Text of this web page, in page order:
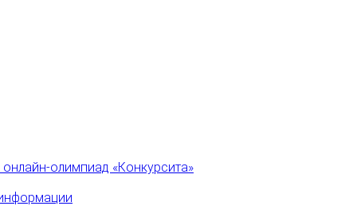
олимпиад «Конкурсита»